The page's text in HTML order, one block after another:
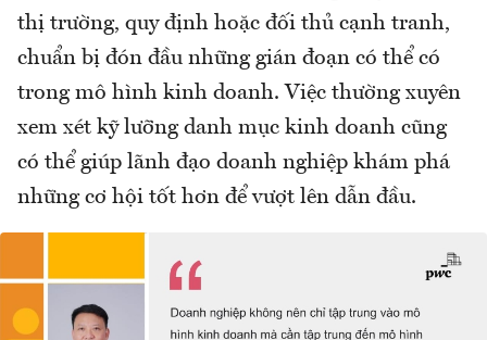
thị trường, quy định hoặc đối thủ cạnh tranh,
chuẩn bị đón đầu những gián đoạn có thể có
trong mô hình kinh doanh. Việc thường xuyên
xem xét kỹ lưỡng danh mục kinh doanh cũng
có thể giúp lãnh đạo doanh nghiệp khám phá
những cơ hội tốt hơn để vượt lên dẫn đầu.